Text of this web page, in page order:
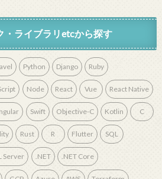
・ライブラリetcから探す
Python Django Ruby
Node React Vue React Native
Swift Objective-C Kotlin C
Rust R Flutter SQL
Server .NET .NET Core